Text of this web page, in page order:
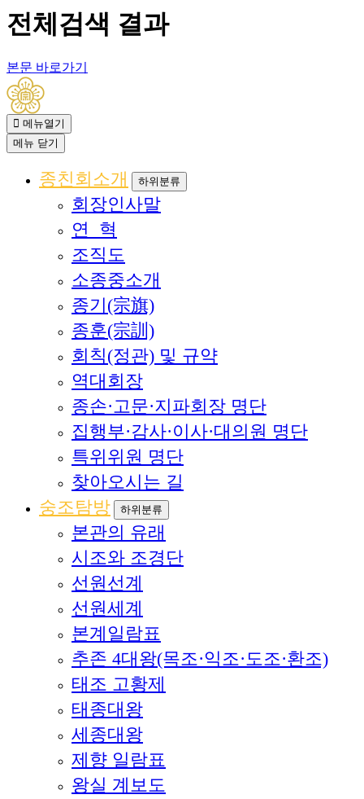
전체검색 결과
본문 바로가기
메뉴열기
메뉴 닫기
종친회소개 하위분류
회장인사말
연 혁
조직도
소종중소개
종기(宗旗)
종훈(宗訓)
회칙(정관) 및 규약
역대회장
종손·고문·지파회장 명단
집행부·감사·이사·대의원 명단
특위위원 명단
찾아오시는 길
숭조탐방
하위분류
본관의 유래
시조와 조경단
선원선계
선원세계
본계일람표
추존 4대왕(목조·익조·도조·환조)
태조 고황제
태종대왕
세종대왕
제향 일람표
왕실 계보도